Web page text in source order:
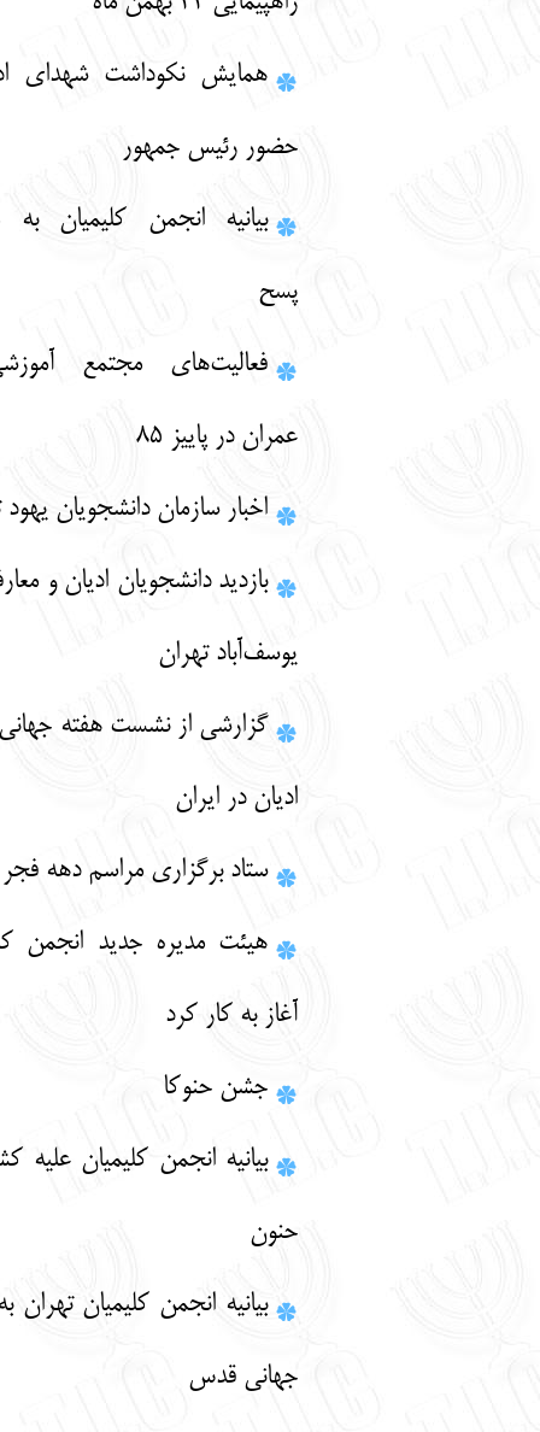
همایش نکوداشت شهدای ادیان الهی با
حضور رئیس جمهور
بیانیه انجمن کلیمیان به مناسبت عید
فعاليت‌هاي مجتمع آموزشي موسي‌بن
عمران در پاييز 85
اخبار سازمان دانشجويان يهود تهران
بازديد دانشجويان اديان و معارف از كنيساي
يوسف‌آباد تهران
گزارشي از نشست هفته جهاني گفت و گوي
اديان در ايران
ستاد برگزاري مراسم دهه فجر 1385
هيئت مديره جديد انجمن كليميان تهران
آغاز به كار كرد
جشن حنوکا
بيانيه انجمن كليميان عليه كشتار مردم بت
بیانیه انجمن کلیمیان تهران به مناسبت روز